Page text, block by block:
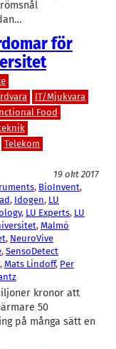
för
IT/Mjukvara
Food
Telekom
19 okt 2017
, BioInvent
, Idogen, LU
, LU Experts, LU
, Malmö
, NeuroVive
, SensoDetect
, Mats Lindoff, Per
kronor att
50
på många sätt en